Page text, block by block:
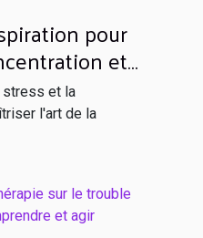
pour
et
stress et la
l'art de la